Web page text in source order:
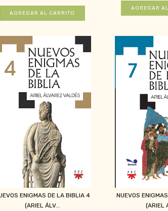
ENIGMAS DE LA BIBLIA 4
(ARIEL ÁLV...
NUEVOS
(ARIEL